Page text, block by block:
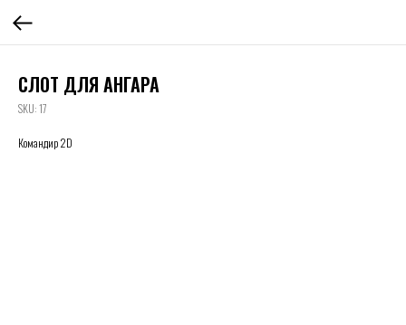
СЛОТ ДЛЯ АНГАРА
SKU:17
Командир 2D